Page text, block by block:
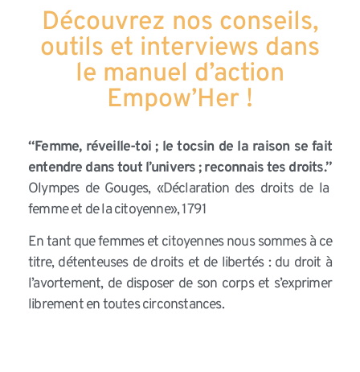
Découvrez nos conseils,
outils et interviews dans
le manuel d’action
Empow’Her !
“Femme, réveille-toi ; le tocsin de la raison se fait
entendre dans tout l’univers ; reconnais tes droits.”
Olympes de Gouges, «Déclaration des droits de la
femme et de la citoyenne», 1791
En tant que femmes et citoyennes nous sommes à ce
titre, détenteuses de droits et de libertés : du droit à
l’avortement, de disposer de son corps et s’exprimer
librement en toutes circonstances.